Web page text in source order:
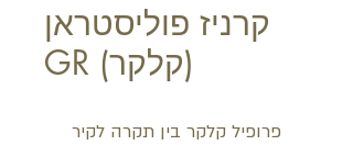
קרניז פוליסטראן
(קלקר) GR
פרופיל קלקר בין תקרה לקיר